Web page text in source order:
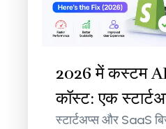
2026 में कस्टम
कॉस्ट: एक
स्टार्टअप्स और SaaS